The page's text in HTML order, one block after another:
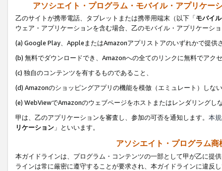
アソシエイト・プログラム・モバイル・アプリケー
乙のサイトが携帯電話、タブレットまたは携帯用端末（以下「モバイ
ウェア・アプリケーションを含む場合、乙のモバイル・アプリケーシ
(a) Google Play、AppleまたはAmazonアプリストアのいずれかで提供
(b) 無料でダウンロードでき、Amazonへの全てのリンクに無料でアク
(c) 独自のコンテンツを有するものであること、
(d) Amazonのショッピングアプリの機能を模倣（エミュレート）しな
(e) WebViewでAmazonのウェブページをホストまたはレンダリングし
甲は、乙のアプリケーションを審査し、参加の可否を通知します。 本
リケーション 」といいます。
アソシエイト・プログラム
本ガイドラインは、プログラム・コンテンツの一部として甲が乙に提
ラインは常に厳密に遵守することが要求され、本ガイドラインに違反